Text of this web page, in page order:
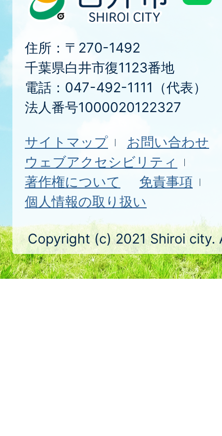
住所：〒270-1492
千葉県白井市復1123番地
電話：047-492-1111（代表）
法人番号1000020122327
サイトマップ
お問い合わせ
ウェブアクセシビリティ
著作権について
免責事項
個人情報の取り扱い
Copyright (c) 2021 Shiroi city.